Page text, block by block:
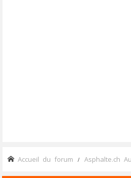
Accueil du forum Asphalte.ch